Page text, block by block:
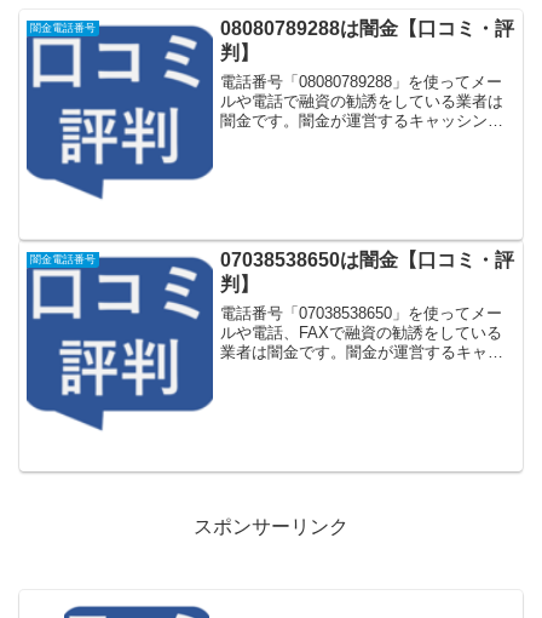
闇金電話番号
08080789288は闇金【口コミ・評
判】
電話番号「08080789288」を使ってメー
ルや電話で融資の勧誘をしている業者は
闇金です。闇金が運営するキャッシング
闇金電話番号
07038538650は闇金【口コミ・評
判】
電話番号「07038538650」を使ってメー
ルや電話、FAXで融資の勧誘をしている
業者は闇金です。闇金が運営するキャッ
スポンサーリンク